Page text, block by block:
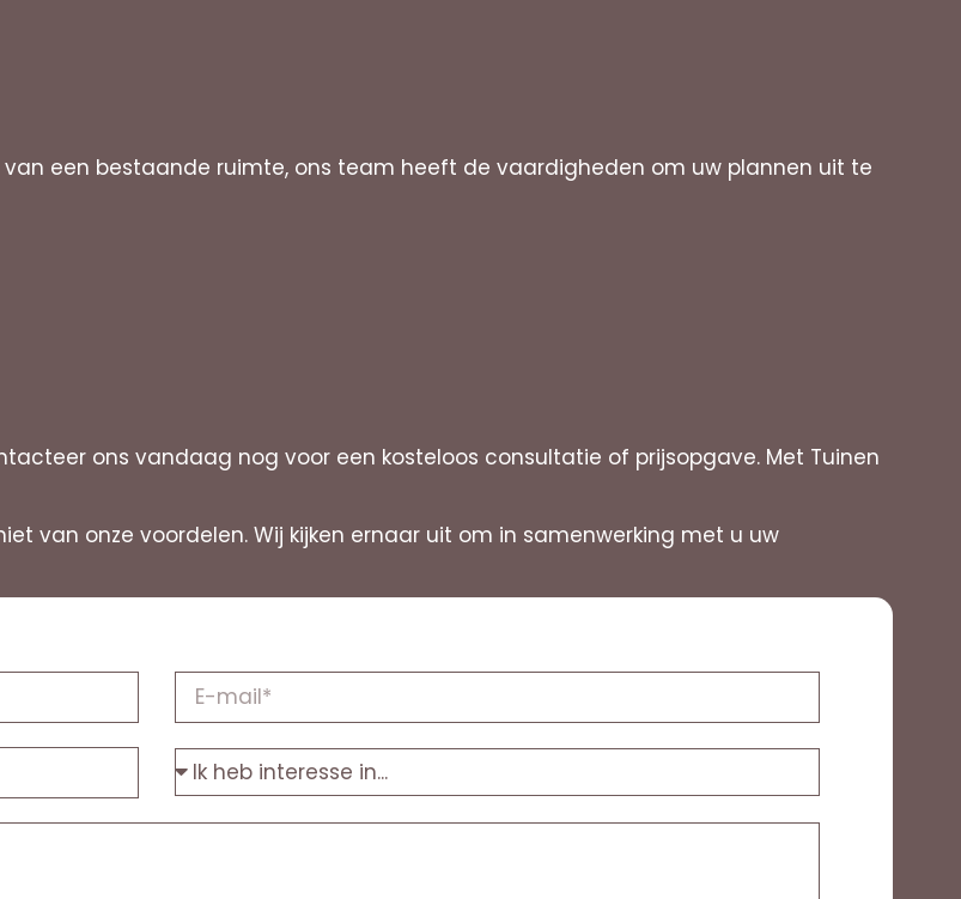
een bestaande ruimte, ons team heeft de vaardigheden om uw plannen uit te
ons vandaag nog voor een kosteloos consultatie of prijsopgave. Met Tuinen
van onze voordelen. Wij kijken ernaar uit om in samenwerking met u uw